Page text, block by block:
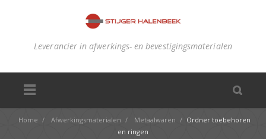
Leverancier in afwerkings- en bevestigingsmaterialen
Home / Afwerkingsmaterialen / Metaalwaren / Ordner toebehoren
en ringen